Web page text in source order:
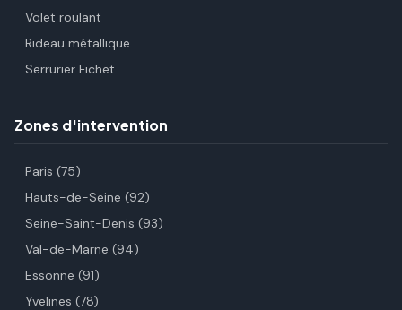
Volet roulant
Rideau métallique
Serrurier Fichet
Zones d'intervention
Paris (75)
Hauts-de-Seine (92)
Seine-Saint-Denis (93)
Val-de-Marne (94)
Essonne (91)
Yvelines (78)